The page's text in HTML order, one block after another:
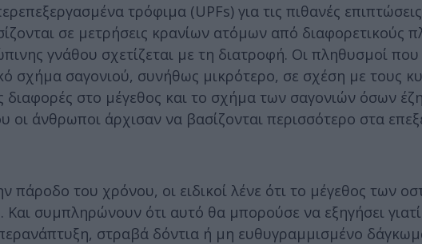
τρόφιμα (UPFs) για τις πιθανές
σε μετρήσεις κρανίων ατόμων από διαφορετικούς
γνάθου σχετίζεται με τη διατροφή. Οι πληθυσμοί που
σχήμα σαγονιού, συνήθως μικρότερο, σε σχέση με τους
διαφορές στο μέγεθος και το σχήμα των σαγονιών όσων
οι άνθρωποι άρχισαν να βασίζονται περισσότερο στα
πάροδο του χρόνου, οι ειδικοί λένε ότι το μέγεθος των
συμπληρώνουν ότι αυτό θα μπορούσε να εξηγήσει
στραβά δόντια ή μη ευθυγραμμισμένο